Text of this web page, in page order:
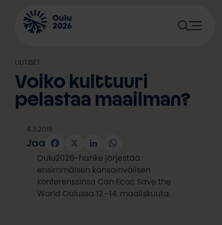
sisältöön
UUTISET
Voiko kulttuuri
pelastaa maailman?
4.3.2019
Jaa Facebook
X LinkedInWhatsApp
Oulu2026-hanke järjestää
ensimmäisen kansainvälisen
konferenssinsa Can Ecoc Save the
World Oulussa 12.-14. maaliskuuta.